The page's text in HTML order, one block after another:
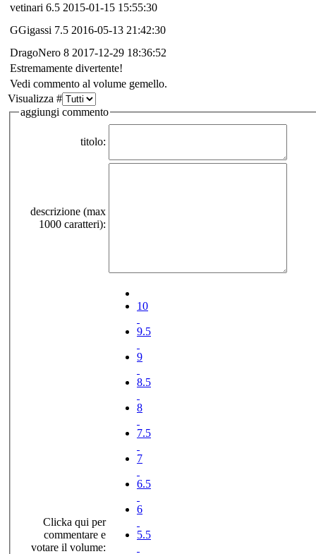
vetinari 6.5 2015-01-15 15:55:30
GGigassi 7.5 2016-05-13 21:42:30
DragoNero 8 2017-12-29 18:36:52
Estremamente divertente!
Vedi commento al volume gemello.
Visualizza #
aggiungi commento
titolo:
descrizione (max
1000 caratteri):
Clicka qui per
commentare e
votare il volume:
10
9.5
9
8.5
8
7.5
7
6.5
6
5.5